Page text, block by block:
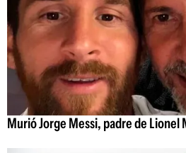
Murió Jorge Messi, padre de Lionel